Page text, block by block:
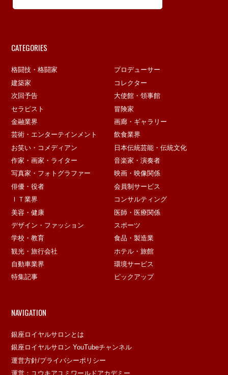
CATEGORIES
格闘技・格闘家
プロデューサー
建築家
コレクター
次回予告
大使館・領事館
セラピスト
冒険家
金融業界
画廊・ギャラリー
芸術・エンターテインメント
飲食業界
お笑い・コメディアン
日本伝統芸能・伝統文化
作家・画家・ライター
音楽家・演奏者
写真家・フォトグラファー
映画・映像関係
俳優・役者
会員制サービス
ＩＴ業界
コンサルティング
美容・健康
医師・医療関係
デザイン・ファッション
スポーツ
学校・教育
食品・製造業
観光・旅行会社
ホテル・旅館
自動車業界
環境サービス
特集記事
ピックアップ
NAVIGATION
銀座ロイヤルサロンとは
銀座ロイヤルサロン YouTubeチャンネル
運営方針/プライバシーポリシー
運営：ユウキアユミワールドアカデミー